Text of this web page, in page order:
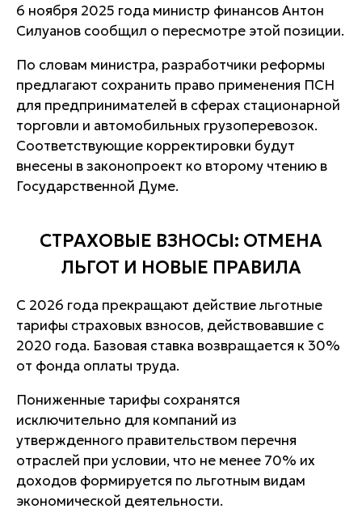
6 ноября 2025 года министр финансов Антон
Силуанов сообщил о пересмотре этой позиции.
По словам министра, разработчики реформы
предлагают сохранить право применения ПСН
для предпринимателей в сферах стационарной
торговли и автомобильных грузоперевозок.
Соответствующие корректировки будут
внесены в законопроект ко второму чтению в
Государственной Думе.
СТРАХОВЫЕ ВЗНОСЫ: ОТМЕНА
ЛЬГОТ И НОВЫЕ ПРАВИЛА
С 2026 года прекращают действие льготные
тарифы страховых взносов, действовавшие с
2020 года. Базовая ставка возвращается к 30%
от фонда оплаты труда.
Пониженные тарифы сохранятся
исключительно для компаний из
утвержденного правительством перечня
отраслей при условии, что не менее 70% их
доходов формируется по льготным видам
экономической деятельности.